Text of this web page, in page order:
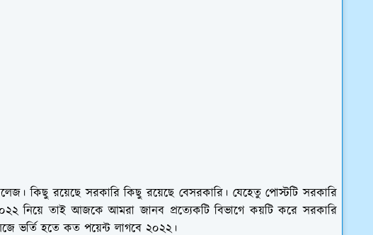
কিছু রয়েছে সরকারি কিছু রয়েছে বেসরকারি। যেহেতু পোস্টটি সরকারি
নিয়ে তাই আজকে আমরা জানব প্রত্যেকটি বিভাগে কয়টি করে সরকারি
ভর্তি হতে কত পয়েন্ট লাগবে ২০২২।